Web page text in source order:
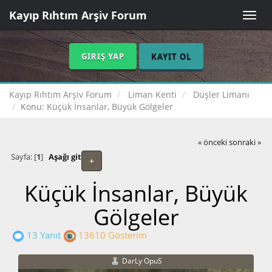
Toggle
Kayıp Rıhtım Arşiv Forum
GIRIŞ YAP KAYIT OL
Kayıp Rıhtım Arşiv Forum Liman Kenti
Düşler Limanı
Konu: Küçük İnsanlar, Büyük Gölgeler
« önceki sonraki »
+
Sayfa: [1] Aşağı git
Küçük İnsanlar, Büyük
Gölgeler
13 Yanıt 13610 Gösterim
DarLy OpuS